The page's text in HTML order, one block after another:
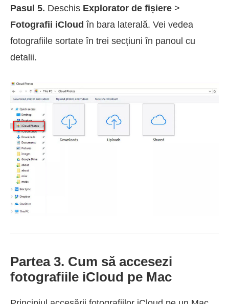
Pasul 5. Deschis Explorator de fișiere >
Fotografii iCloud în bara laterală. Vei vedea
fotografiile sortate în trei secțiuni în panoul cu
detalii.
Partea 3. Cum să accesezi
fotografiile iCloud pe Mac